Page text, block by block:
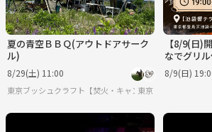
夏の青空ＢＢＱ(アウトドアサーク
ル)
8/29(土) 11:00
東京ブッシュクラフト【焚火・キャンプ・サバイバル】
東京
【8/9(日)
なでグリ
限定・毎回
8/9(日)